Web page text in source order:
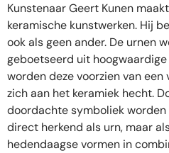
Kunstenaar Geert Kunen
keramische kunstwerken. Hij
ook als geen ander. De urnen
geboetseerd uit
worden deze voorzien van
zich aan het keramiek hecht.
doordachte symboliek
direct herkend als urn, maar
hedendaagse vormen in